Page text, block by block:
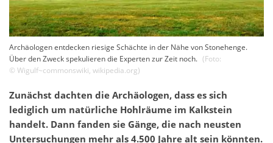
Archäologen entdecken riesige Schächte in der Nähe von Stonehenge.
Über den Zweck spekulieren die Experten zur Zeit noch. (Foto:
© Wigulf~commonswiki, wikipedia.org)
Zunächst dachten die Archäologen, dass es sich
lediglich um natürliche Hohlräume im Kalkstein
handelt. Dann fanden sie Gänge, die nach neusten
Untersuchungen mehr als 4.500 Jahre alt sein könnten.